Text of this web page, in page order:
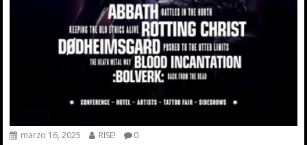
marzo 16, 2025 RISE! 0